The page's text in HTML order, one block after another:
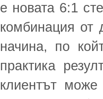
е новата 6:1
комбинация от
начина, по
практика
клиентът